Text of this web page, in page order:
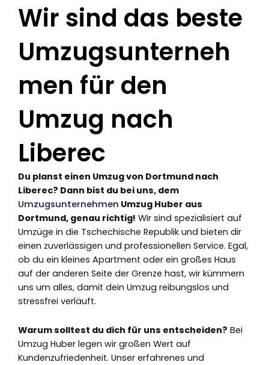
Wir sind das beste
Umzugsunterneh
men für den
Umzug nach
Liberec
Du planst einen Umzug von Dortmund nach
Liberec? Dann bist du bei uns, dem
Umzugsunternehmen Umzug Huber aus
Dortmund, genau richtig! Wir sind spezialisiert auf
Umzüge in die Tschechische Republik und bieten dir
einen zuverlässigen und professionellen Service. Egal,
ob du ein kleines Apartment oder ein großes Haus
auf der anderen Seite der Grenze hast, wir kümmern
uns um alles, damit dein Umzug reibungslos und
stressfrei verläuft.
Warum solltest du dich für uns entscheiden? Bei
Umzug Huber legen wir großen Wert auf
Kundenzufriedenheit. Unser erfahrenes und